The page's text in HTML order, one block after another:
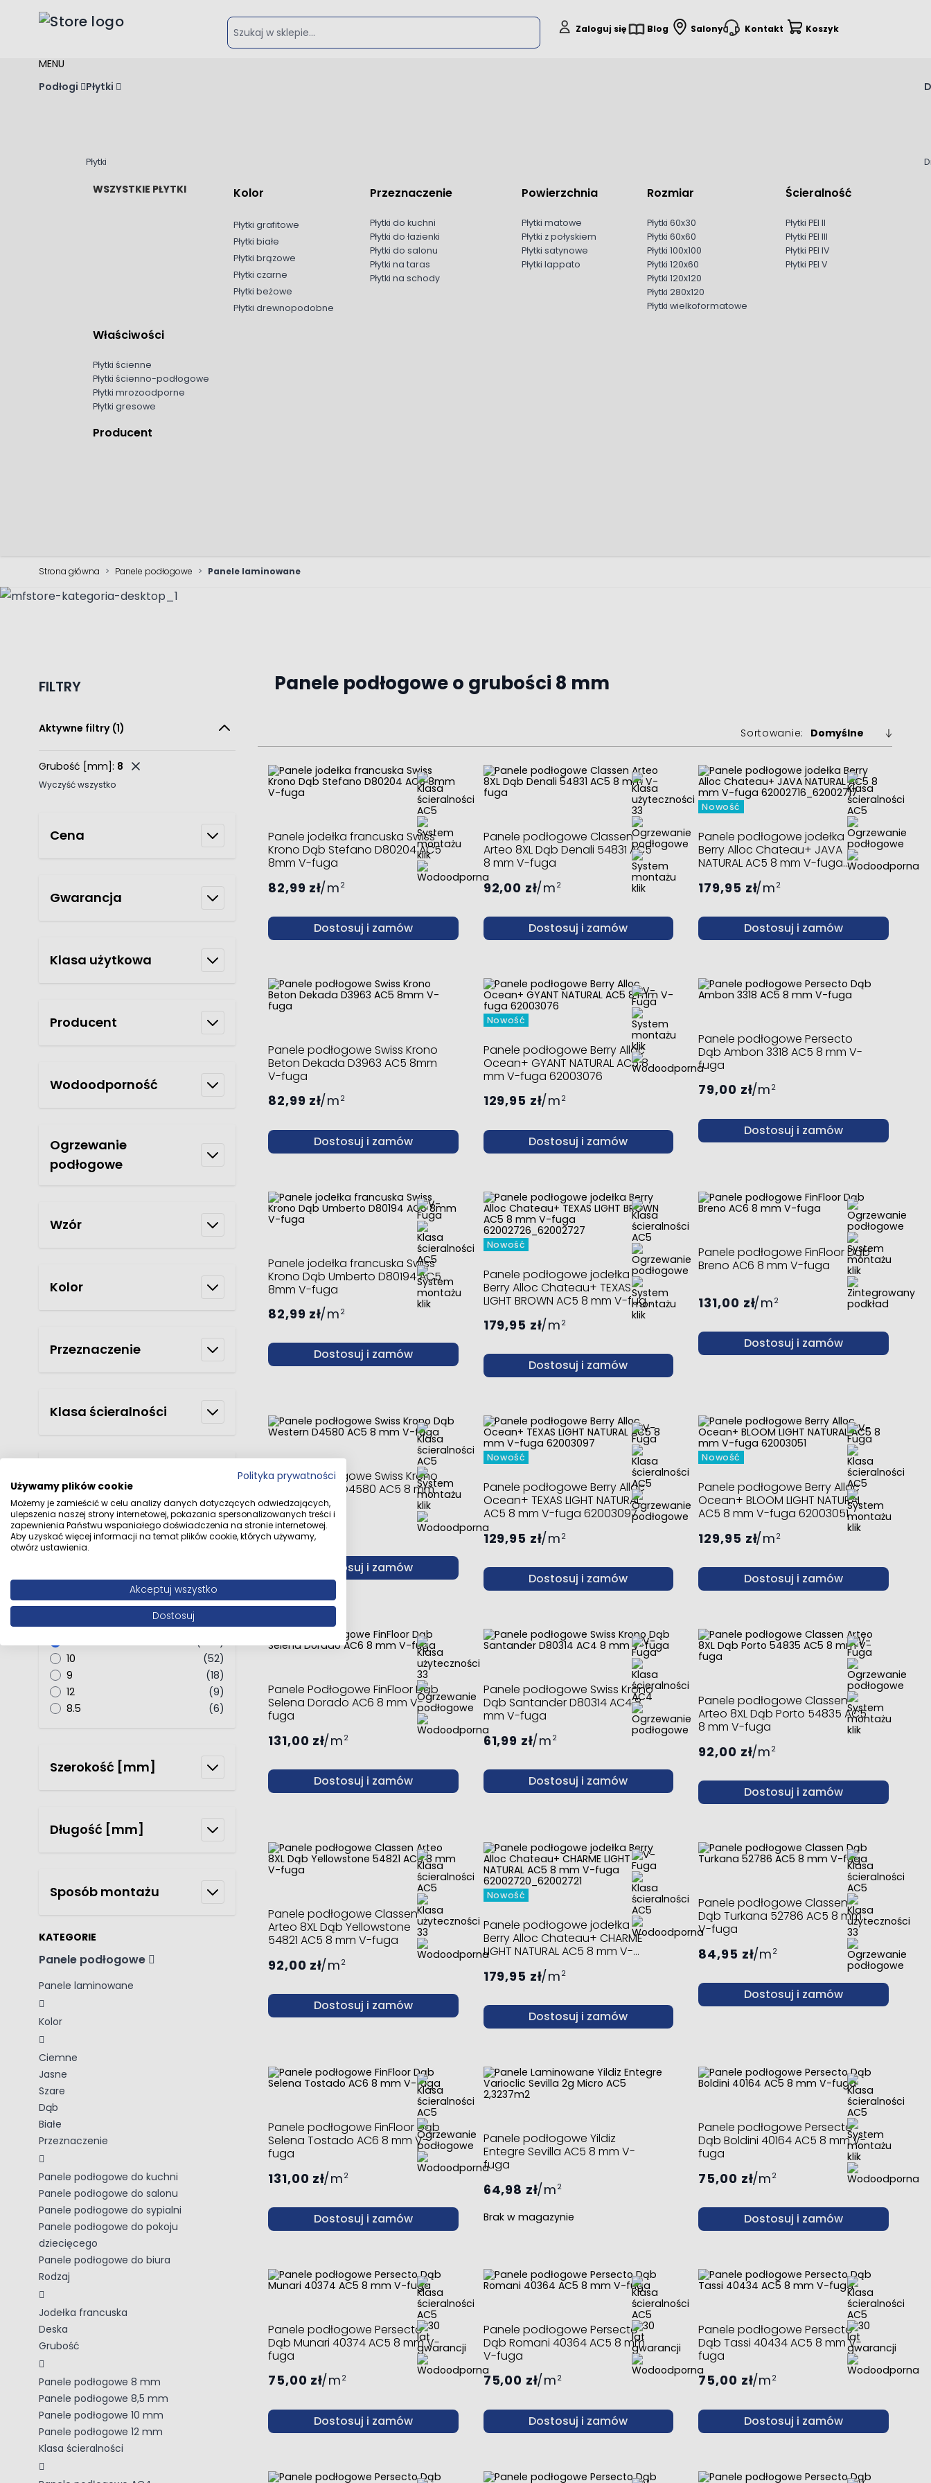
Szukaj
Zaloguj się Blog Salony Kontakt Koszyk
MENU
Podłogi
Płytki
Płytki
WSZYSTKIE PŁYTKI Kolor
Płytki grafitowe
Płytki białe
Płytki brązowe
Płytki czarne
Płytki beżowe
Płytki drewnopodobne
Przeznaczenie
Płytki do kuchni
Płytki do łazienki
Płytki do salonu
Płytki na taras
Płytki na schody
Powierzchnia
Płytki matowe
Płytki z połyskiem
Płytki satynowe
Płytki lappato
Rozmiar
Płytki 60x30
Płytki 60x60
Płytki 100x100
Płytki 120x60
Płytki 120x120
Płytki 280x120
Płytki wielkoformatowe
Ścieralność
Płytki PEI II
Płytki PEI III
Płytki PEI IV
Płytki PEI V
Właściwości
Płytki ścienne
Płytki ścienno-podłogowe
Płytki mrozoodporne
Płytki gresowe
Producent
Strona główna > Panele podłogowe > Panele laminowane
FILTRY
Aktywne filtry (1)
Grubość [mm]: 8
Wyczyść wszystko
Cena
Gwarancja
Klasa użytkowa
Producent
Wodoodporność
Ogrzewanie
podłogowe
Wzór
Kolor
Przeznaczenie
Klasa ścieralności
V-fuga
Grubość [mm]
8 (254)
10
(52)
9
(18)
12
(9)
8.5
(6)
Szerokość [mm]
Długość [mm]
Sposób montażu
KATEGORIE
Panele podłogowe
Panele laminowane
Kolor
Ciemne
Jasne
Szare
Dąb
Białe
Przeznaczenie
Panele podłogowe do kuchni
Panele podłogowe do salonu
Panele podłogowe do sypialni
Panele podłogowe do pokoju
dziecięcego
Panele podłogowe do biura
Rodzaj
Jodełka francuska
Deska
Grubość
Panele podłogowe 8 mm
Panele podłogowe 8,5 mm
Panele podłogowe 10 mm
Panele podłogowe 12 mm
Klasa ścieralności
Panele podłogowe o grubości 8 mm
Sortowanie:
Panele jodełka francuska Swiss
Krono Dąb Stefano D80204 AC5
8mm V-fuga
82,99 zł m 2
Dostosuj i zamów
Panele podłogowe Classen
Arteo 8XL Dąb Denali 54831 AC5
8 mm V-fuga
92,00 zł m 2
Dostosuj i zamów
Nowość
Panele podłogowe jodełka
Berry Alloc Chateau+ JAVA
NATURAL AC5 8 mm V-fuga
179,95 zł m 2
Dostosuj i zamów
Panele podłogowe Swiss Krono
Beton Dekada D3963 AC5 8mm
V-fuga
82,99 zł m 2
Dostosuj i zamów
Nowość
Panele podłogowe Berry Alloc
Ocean+ GYANT NATURAL AC5 8
mm V-fuga 62003076
129,95 zł m 2
Dostosuj i zamów
Panele podłogowe Persecto
Dąb Ambon 3318 AC5 8 mm V-
fuga
79,00 zł m 2
Dostosuj i zamów
Panele jodełka francuska Swiss
Krono Dąb Umberto D80194 AC5
8mm V-fuga
82,99 zł m 2
Dostosuj i zamów
Nowość
Panele podłogowe jodełka
Berry Alloc Chateau+ TEXAS
LIGHT BROWN AC5 8 mm V-fuga
62002726_62002727
179,95 zł m 2
Dostosuj i zamów
Panele podłogowe FinFloor Dąb
Breno AC6 8 mm V-fuga
131,00 zł m 2
Dostosuj i zamów
Panele podłogowe Swiss Krono
Dąb Western D4580 AC5 8 mm
V-fuga
99,99 zł m
Dostosuj i zamów
Nowość
Panele podłogowe Berry Alloc
Ocean+ TEXAS LIGHT NATURAL
AC5 8 mm V-fuga 62003097
129,95 zł m 2
Dostosuj i zamów
Nowość
Panele podłogowe Berry Alloc
Ocean+ BLOOM LIGHT NATURAL
AC5 8 mm V-fuga 62003051
129,95 zł m 2
Dostosuj i zamów
Panele Podłogowe FinFloor Dąb
Selena Dorado AC6 8 mm V-
fuga
131,00 zł m 2
Dostosuj i zamów
Panele podłogowe Swiss Krono
Dąb Santander D80314 AC4 8
mm V-fuga
61,99 zł m 2
Dostosuj i zamów
Panele podłogowe Classen
Arteo 8XL Dąb Porto 54835 AC5
8 mm V-fuga
92,00 zł m 2
Dostosuj i zamów
Panele podłogowe Classen
Arteo 8XL Dąb Yellowstone
54821 AC5 8 mm V-fuga
92,00 zł m 2
Dostosuj i zamów
Nowość
Panele podłogowe jodełka
Berry Alloc Chateau+ CHARME
LIGHT NATURAL AC5 8 mm V-
179,95 zł m 2
Dostosuj i zamów
Panele podłogowe Classen
Dąb Turkana 52786 AC5 8 mm
V-fuga
84,95 zł m 2
Dostosuj i zamów
Panele podłogowe FinFloor Dąb
Selena Tostado AC6 8 mm V-
fuga
131,00 zł m 2
Dostosuj i zamów
Panele podłogowe Yildiz
Entegre Sevilla AC5 8 mm V-
fuga
64,98 zł m 2
Brak w magazynie
Panele podłogowe Persecto
Dąb Boldini 40164 AC5 8 mm V-
fuga
75,00 zł m 2
Dostosuj i zamów
Panele podłogowe Persecto
Dąb Munari 40374 AC5 8 mm V-
fuga
75,00 zł m 2
Dostosuj i zamów
Panele podłogowe Persecto
Dąb Romani 40364 AC5 8 mm
V-fuga
75,00 zł m 2
Dostosuj i zamów
Panele podłogowe Persecto
Dąb Tassi 40434 AC5 8 mm V-
fuga
75,00 zł m 2
Dostosuj i zamów
Polityka prywatności
Używamy plików cookie
Możemy je zamieścić w celu analizy danych dotyczących odwiedzających,
ulepszenia naszej strony internetowej, pokazania spersonalizowanych treści i
zapewnienia Państwu wspaniałego doświadczenia na stronie internetowej.
Aby uzyskać więcej informacji na temat plików cookie, których używamy,
otwórz ustawienia.
Akceptuj wszystko
Dostosuj